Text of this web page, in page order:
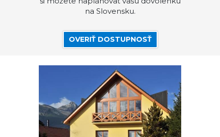
na Slovensku.
OVERIŤ DOSTUPNOSŤ